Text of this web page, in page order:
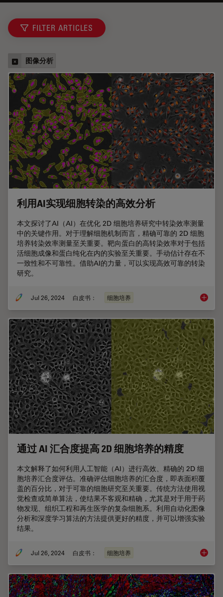
FILTER ARTICLES
图像分析
利用AI实现细胞转染的高效分析
本文探讨了AI（AI）在优化 2D 细胞培养研究中转染效率测量
中的关键作用。对于理解细胞机制而言，精确可靠的 2D 细胞
培养转染效率测量至关重要。靶向蛋白的高转染效率对于包括
活细胞成像和蛋白纯化在内的实验至关重要。手动估计存在不
一致性和不可靠性。借助AI的力量，可以实现高效可靠的转染
研究。
Jul 26, 2024 白皮书： 细胞培养 利用AI
通过 AI 汇合度提高 2D 细胞培养的精度
本文解释了如何利用人工智能（AI）进行高效、精确的 2D 细
胞培养汇合度评估。准确评估细胞培养的汇合度，即表面积覆
盖的百分比，对于可靠的细胞研究至关重要。传统方法使用视
觉检查或简单算法，使结果不客观和精确，尤其是对于用于药
物发现、组织工程和再生医学的复杂细胞系。利用自动化图像
分析和深度学习算法的方法提供更好的精度，并可以增强实验
结果。
Jul 26, 2024 白皮书： 细胞培养 通过 AI